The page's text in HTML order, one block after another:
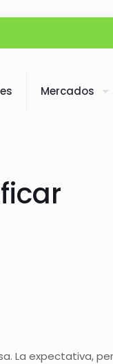
Mercados
La expectativa,